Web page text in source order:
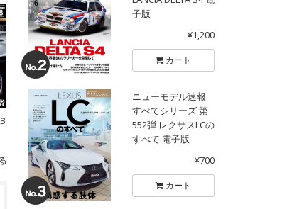
子版
¥1,200
カート
ニューモデル速報
すべてシリーズ 第
552弾 レクサスLCの
すべて 電子版
¥700
カート